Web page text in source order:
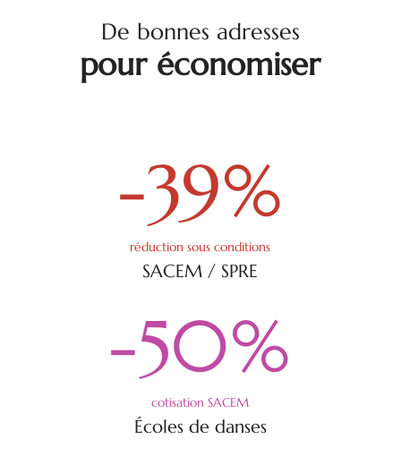
De bonnes adresses
pour économiser
-39%
réduction sous conditions
SACEM / SPRE
-50%
cotisation SACEM
Écoles de danses